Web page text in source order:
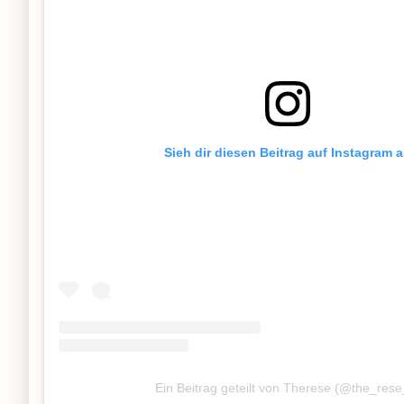
Sieh dir diesen Beitrag auf Instagram
Ein Beitrag geteilt von Therese